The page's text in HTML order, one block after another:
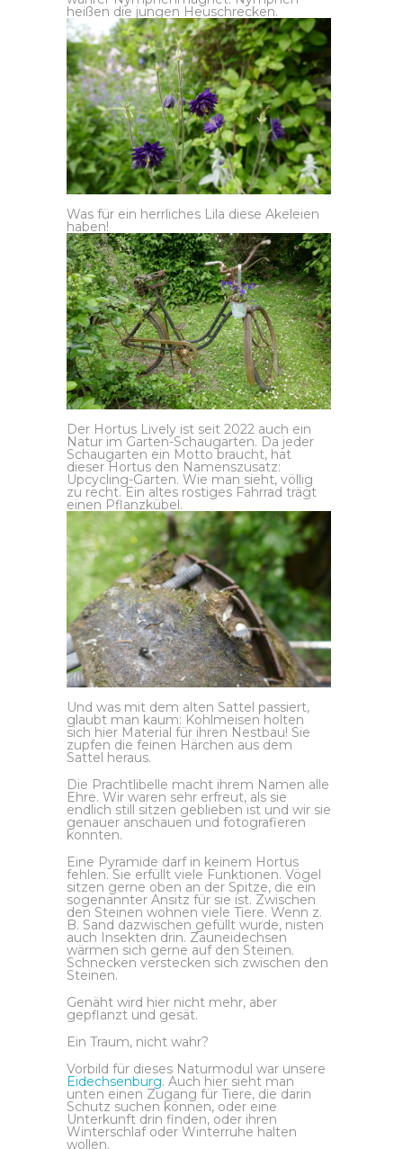
heißen die jungen Heuschrecken.
Was für ein herrliches Lila diese Akeleien
haben!
Der Hortus Lively ist seit 2022 auch ein
Natur im Garten-Schaugarten. Da jeder
Schaugarten ein Motto braucht, hat
dieser Hortus den Namenszusatz:
Upcycling-Garten. Wie man sieht, völlig
zu recht. Ein altes rostiges Fahrrad trägt
einen Pflanzkübel.
Und was mit dem alten Sattel passiert,
glaubt man kaum: Kohlmeisen holten
sich hier Material für ihren Nestbau! Sie
zupfen die feinen Härchen aus dem
Sattel heraus.
Die Prachtlibelle macht ihrem Namen alle
Ehre. Wir waren sehr erfreut, als sie
endlich still sitzen geblieben ist und wir sie
genauer anschauen und fotografieren
konnten.
Eine Pyramide darf in keinem Hortus
fehlen. Sie erfüllt viele Funktionen. Vögel
sitzen gerne oben an der Spitze, die ein
sogenannter Ansitz für sie ist. Zwischen
den Steinen wohnen viele Tiere. Wenn z.
B. Sand dazwischen gefüllt wurde, nisten
auch Insekten drin. Zauneidechsen
wärmen sich gerne auf den Steinen.
Schnecken verstecken sich zwischen den
Steinen.
Genäht wird hier nicht mehr, aber
gepflanzt und gesät.
Ein Traum, nicht wahr?
Vorbild für dieses Naturmodul war unsere
Eidechsenburg. Auch hier sieht man
unten einen Zugang für Tiere, die darin
Schutz suchen können, oder eine
Unterkunft drin finden, oder ihren
Winterschlaf oder Winterruhe halten
wollen.